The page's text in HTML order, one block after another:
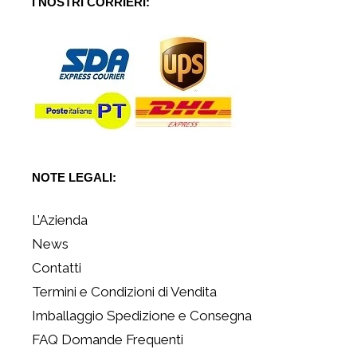
NOTE LEGALI:
L’Azienda
News
Contatti
Termini e Condizioni di Vendita
Imballaggio Spedizione e Consegna
FAQ Domande Frequenti